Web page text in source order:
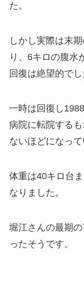
た。
しかし実際は末
り、6キロの腹水
回復は絶望的でし
一時は回復し
病院に転院する
ないほどになって
体重は40キロ台
なりました。
堀江さんの最期
ったそうです。